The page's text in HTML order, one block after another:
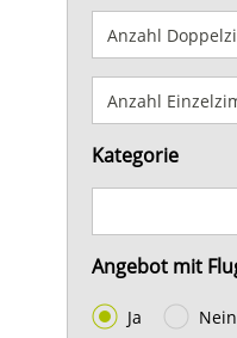
Kategorie
Angebot mit
Ja Nein